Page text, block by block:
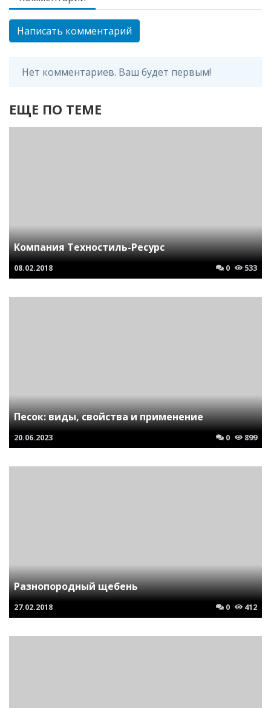
Написать комментарий
Нет комментариев. Ваш будет первым!
ЕЩЕ ПО ТЕМЕ
Компания Техностиль-Ресурс
08.02.2018 0 533
Песок: виды, свойства и применение
20.06.2023 0 899
Разнопородный щебень
27.02.2018 0 412